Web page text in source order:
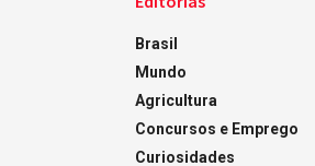
Brasil
Mundo
Agricultura
Concursos e Emprego
Curiosidades